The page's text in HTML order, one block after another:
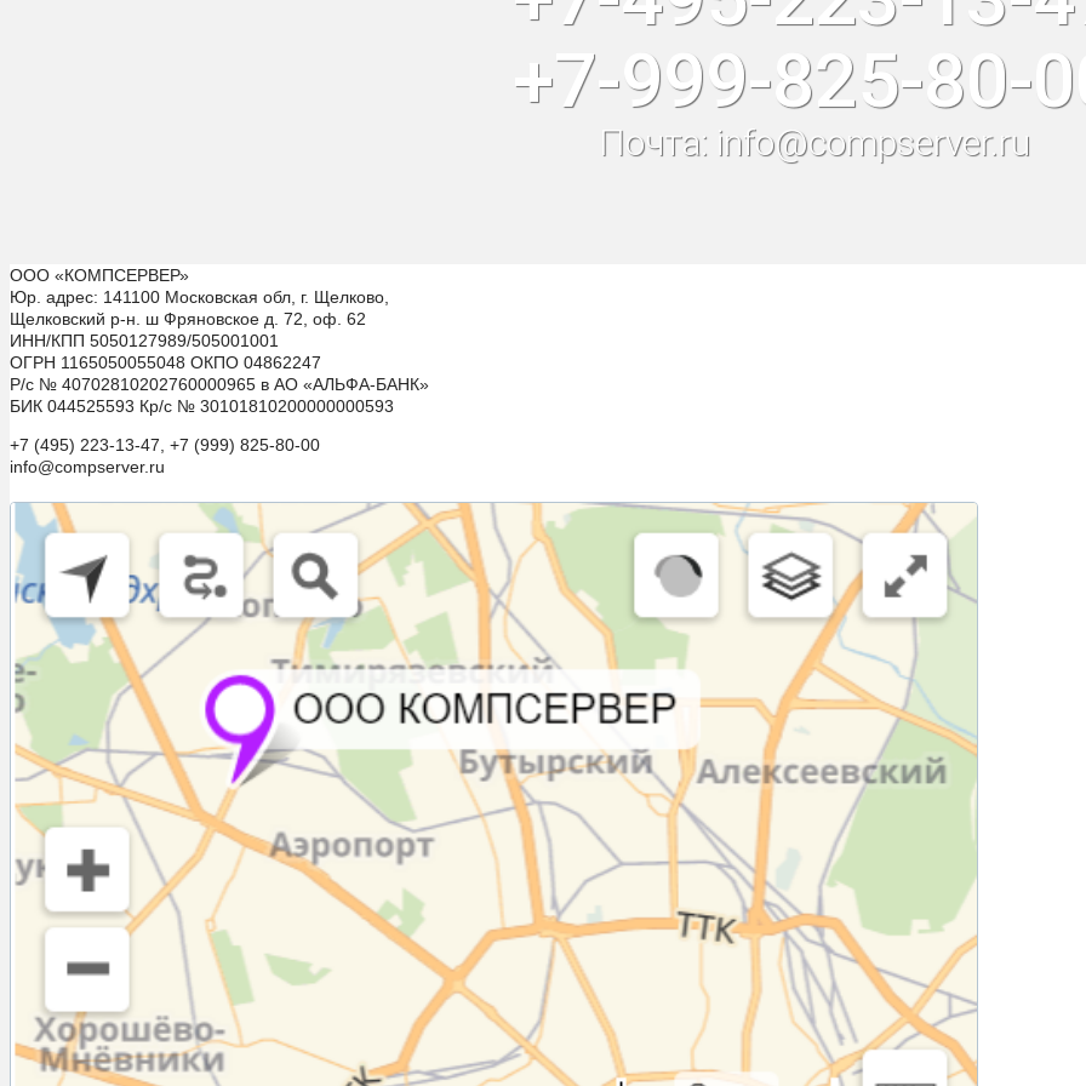
+7-999-825-80-
Почта: info@compserver.ru
ООО «КОМПСЕРВЕР»
Юр. адрес: 141100 Московская обл, г. Щелково,
Щелковский р-н. ш Фряновское д. 72, оф. 62
ИНН/КПП 5050127989/505001001
ОГРН 1165050055048 ОКПО 04862247
Р/с № 40702810202760000965 в АО «АЛЬФА-БАНК»
БИК 044525593 Кр/с № 30101810200000000593
+7 (495) 223-13-47, +7 (999) 825-80-00
info@compserver.ru